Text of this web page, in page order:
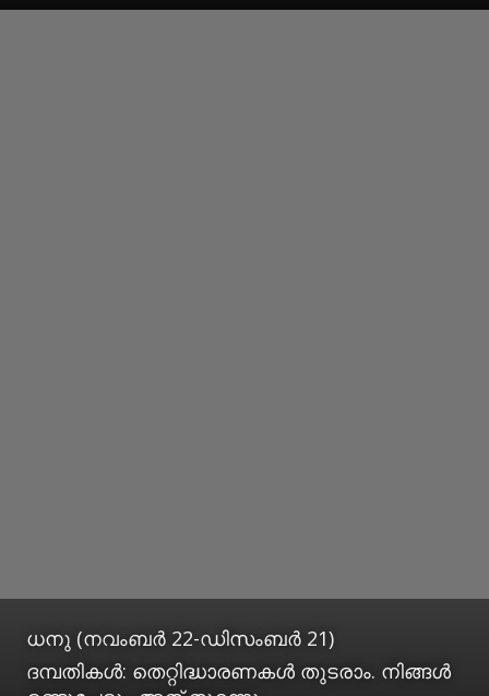
ധനു (നവംബര്‍ 22-ഡിസംബര്‍ 21)
ദമ്പതികള്‍: തെറ്റിദ്ധാരണകള്‍ തുടരാം. നിങ്ങള്‍